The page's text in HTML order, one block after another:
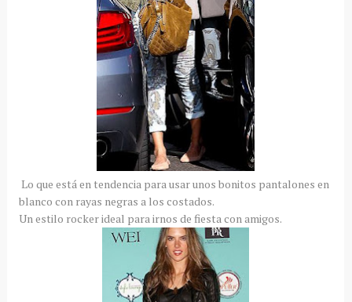
Lo que está en tendencia para usar unos bonitos pantalones en
blanco con rayas negras a los costados.
Un estilo rocker ideal para irnos de fiesta con amigos.